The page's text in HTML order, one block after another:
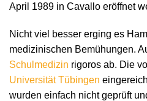
April 1989 in Cavallo eröffnet
Nicht viel besser erging es
medizinischen Bemühungen.
Schulmedizin rigoros ab. Die
Universität Tübingen
wurden einfach nicht geprüft